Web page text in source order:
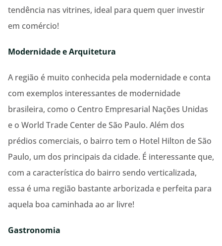
tendência nas vitrines, ideal para quem quer investir
em comércio!
Modernidade e Arquitetura
A região é muito conhecida pela modernidade e conta
com exemplos interessantes de modernidade
brasileira, como o Centro Empresarial Nações Unidas
e o World Trade Center de São Paulo. Além dos
prédios comerciais, o bairro tem o Hotel Hilton de São
Paulo, um dos principais da cidade. É interessante que,
com a característica do bairro sendo verticalizada,
essa é uma região bastante arborizada e perfeita para
aquela boa caminhada ao ar livre!
Gastronomia